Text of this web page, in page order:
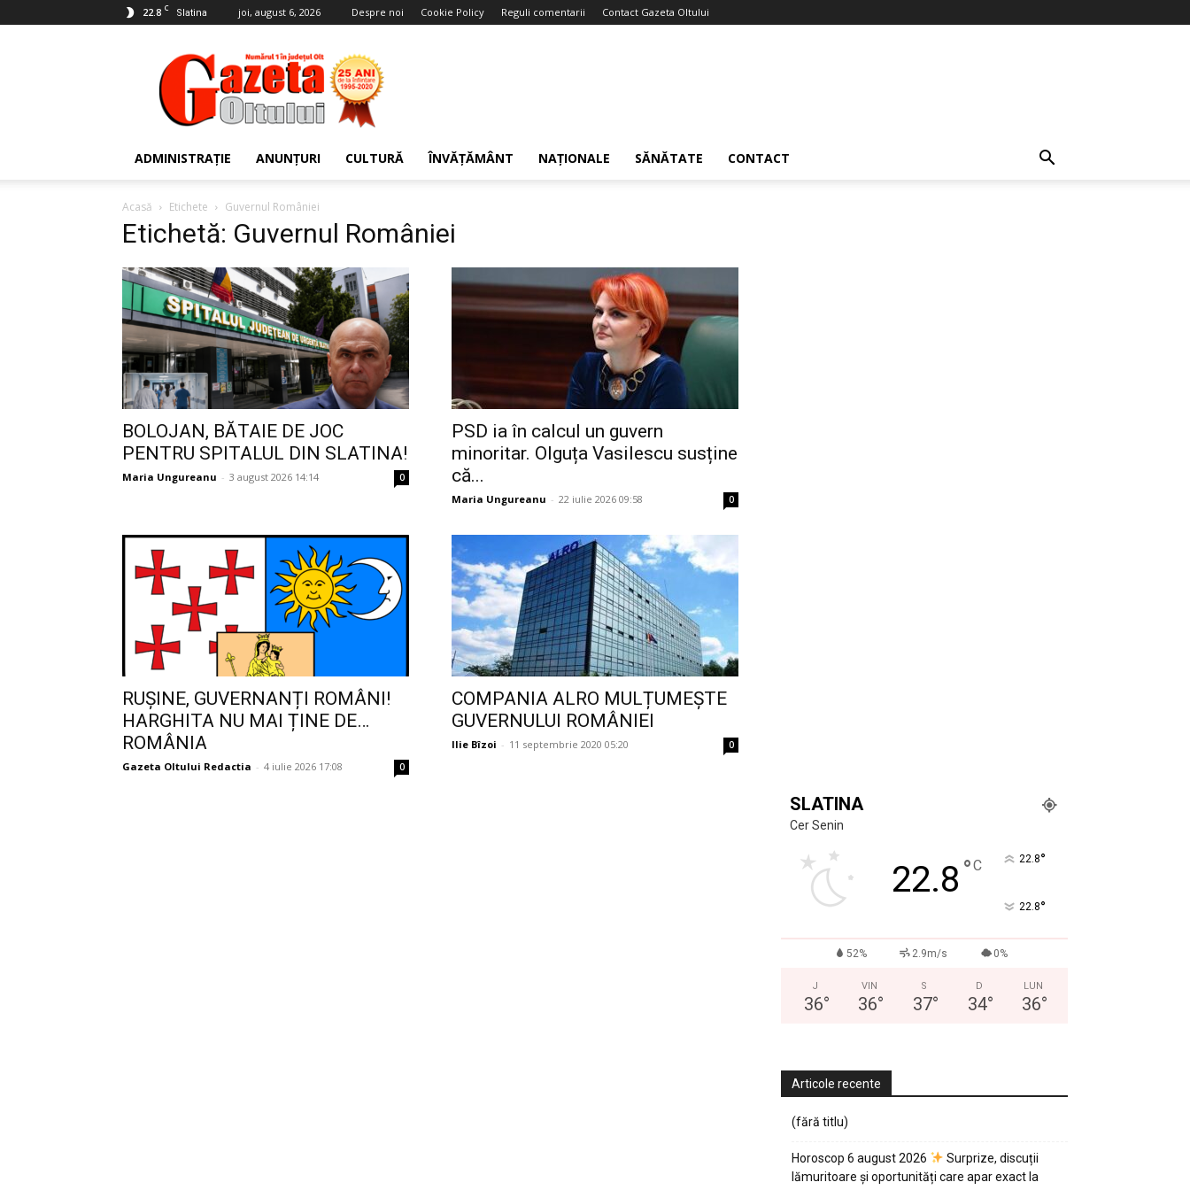
22.8 C Slatina joi, august 6, 2026 Despre noi Cookie Policy Reguli comentarii Contact Gazeta Oltului
Gazeta
Oltului
ADMINISTRAȚIE ANUNȚURI CULTURĂ ÎNVĂȚĂMÂNT NAȚIONALE SĂNĂTATE CONTACT
Acasă Etichete Guvernul României
Etichetă: Guvernul României
BOLOJAN, BĂTAIE DE JOC
PENTRU SPITALUL DIN SLATINA!
Maria Ungureanu - 3 august 2026 14:14 0
PSD ia în calcul un guvern
minoritar. Olguța Vasilescu susține
că...
Maria Ungureanu - 22 iulie 2026 09:58 0
RUȘINE, GUVERNANȚI ROMÂNI!
HARGHITA NU MAI ȚINE DE…
ROMÂNIA
Gazeta Oltului Redactia - 4 iulie 2026 17:08 0
COMPANIA ALRO MULȚUMEȘTE
GUVERNULUI ROMÂNIEI
Ilie Bîzoi - 11 septembrie 2020 05:20 0
SLATINA
Cer Senin
22.8 °C 22.8°
22.8°
52% 2.9m/s 0%
J
36°
VIN
36°
S
37°
D
34°
LUN
36°
Articole recente
(fără titlu)
Horoscop 6 august 2026
Surprize, discuții
lămuritoare și oportunități care apar exact la